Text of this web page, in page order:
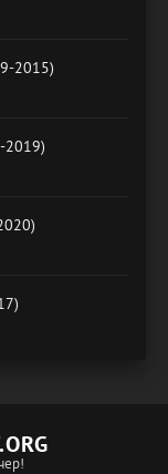
2015)
2019)